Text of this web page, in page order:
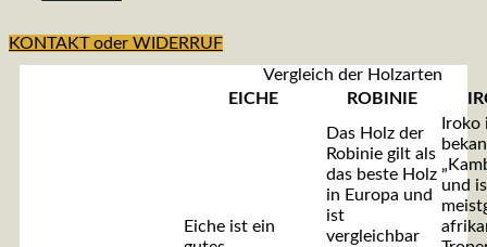
KONTAKT oder WIDERRUF
Vergleich der Holzarten
EICHE
ROBINIE
Eiche ist ein
Das Holz der
Robinie gilt als
das beste Holz
in Europa und
ist
vergleichbar
Iroko
und